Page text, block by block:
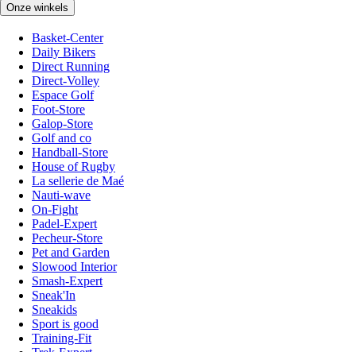
Onze winkels
Basket-Center
Daily Bikers
Direct Running
Direct-Volley
Espace Golf
Foot-Store
Galop-Store
Golf and co
Handball-Store
House of Rugby
La sellerie de Maé
Nauti-wave
On-Fight
Padel-Expert
Pecheur-Store
Pet and Garden
Slowood Interior
Smash-Expert
Sneak'In
Sneakids
Sport is good
Training-Fit